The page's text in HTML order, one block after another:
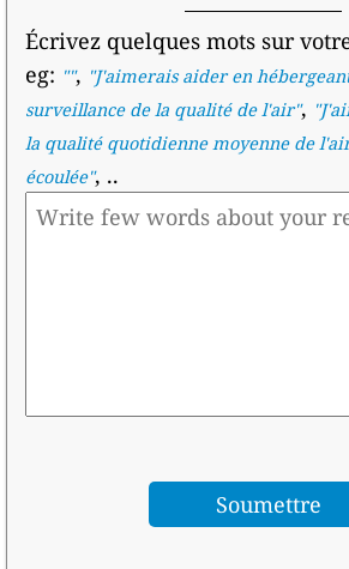
Écrivez quelques mots sur
eg: "", "J'aimerais aider en
surveillance de la qualité de l'air", "
la qualité quotidienne moyenne de
écoulée", ..